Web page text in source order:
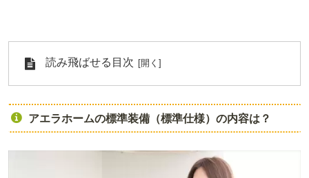
読み飛ばせる目次
アエラホームの標準装備（標準仕様）の内容は？